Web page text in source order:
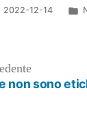
2022-12-14
Articolo
non sono